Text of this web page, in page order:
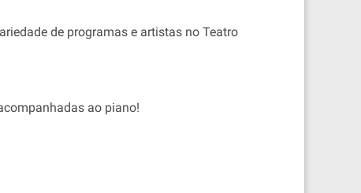
de programas e artistas no Teatro
ao piano!